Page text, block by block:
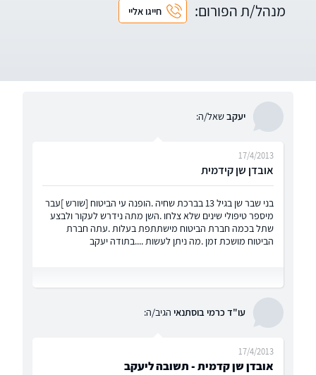
מנהל/ת הפורום: חייגו אליי
יעקבשאל/ה:
אובדן שן קידמית
17/4/2013
בני שבר שן בגיל 13 בברכת שחיה .הופנה עי הביטוח [שורש ]עבר
מיספר טיפולי שינים שלא צלחו .השן מתה נידרש לעקור ולבצע
שתל בכמה חברת הביטוח מישתתפת בעלות .עתה חברת
הביטוח מושכת זמן .מה ניתן לעשות ....בתודה יעקב
עו"ד כרמי בוסתנאי הגיב/ה:
אובדן שן קדמית - תשובה ליעקב
17/4/2013